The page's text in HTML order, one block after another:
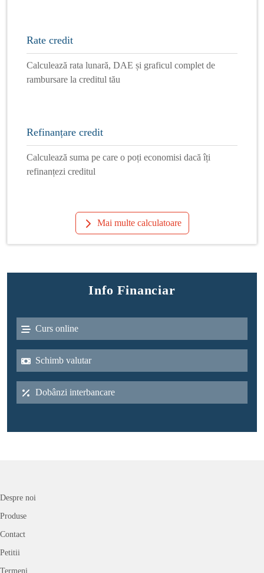
Rate credit
Calculează rata lunară, DAE și graficul complet de
rambursare la creditul tău
Refinanțare credit
Calculează suma pe care o poți economisi dacă îți
refinanțezi creditul
Mai multe calculatoare
Info Financiar
Curs online
Schimb valutar
Dobânzi interbancare
Despre noi
Produse
Contact
Petitii
Termeni